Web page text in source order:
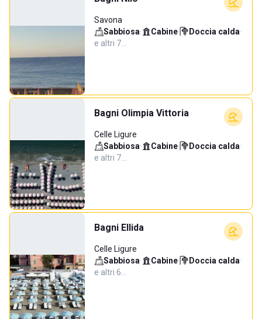
Savona
Sabbiosa· Cabine· Doccia calda·
e altri 7…
Bagni Olimpia Vittoria
Celle Ligure
Sabbiosa· Cabine· Doccia calda·
e altri 7…
Bagni Ellida
Celle Ligure
Sabbiosa· Cabine· Doccia calda·
e altri 6…